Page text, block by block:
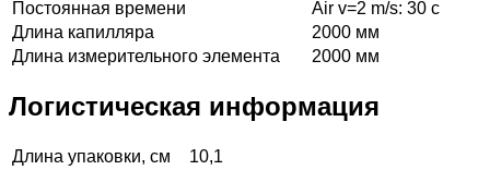
Постоянная времени
Air v=2 m/s: 30 с
Длина капилляра
2000 мм
Длина измерительного элемента
2000 мм
Логистическая информация
Длина упаковки, см
10,1